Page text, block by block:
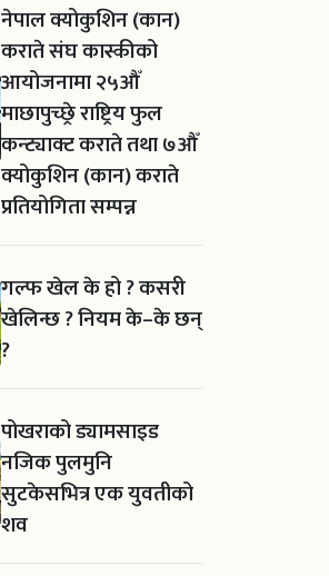
नेपाल क्योकुशिन (कान)
कराते संघ कास्कीको
आयोजनामा २५औँ
माछापुच्छ्रे राष्ट्रिय फुल
कन्ट्याक्ट कराते तथा ७औँ
क्योकुशिन (कान) कराते
प्रतियोगिता सम्पन्न
गल्फ खेल के हो ? कसरी
खेलिन्छ ? नियम के–के छन्
?
पोखराको ड्यामसाइड
नजिक पुलमुनि
सुटकेसभित्र एक युवतीको
शव